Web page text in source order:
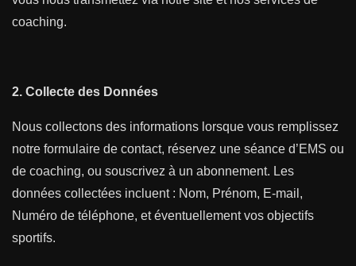
coaching.
2. Collecte des Données
Nous collectons des informations lorsque vous remplissez
notre formulaire de contact, réservez une séance d’EMS ou
de coaching, ou souscrivez à un abonnement. Les
données collectées incluent : Nom, Prénom, E-mail,
Numéro de téléphone, et éventuellement vos objectifs
sportifs.